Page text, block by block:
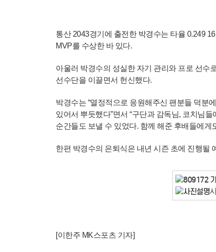
통산 2043경기에 출전한 박경수는 타율 0.249
MVP를 수상한 바 있다.
아울러 박경수의 성실한 자기 관리와 프로 선수
선수단을 이끌면서 헌신했다.
박경수는 “열정적으로 응원해주신 팬분들 덕분
있어서 뿌듯했다”면서 “구단과 감독님, 코치님
순간들도 보낼 수 있었다. 함께 해준 후배들에게
한편 박경수의 은퇴식은 내년 시즌 초에 진행될
[이한주 MK스포츠 기자]